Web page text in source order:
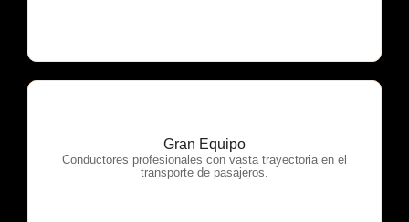
Gran Equipo
Conductores profesionales con vasta trayectoria en el
transporte de pasajeros.
OTP Servicios